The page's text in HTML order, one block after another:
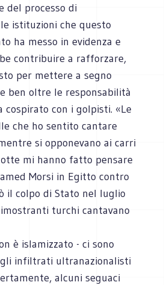
del processo di
istituzioni che questo
ha messo in evidenza e
contribuire a rafforzare,
per mettere a segno
ben oltre le responsabilità
cospirato con i golpisti. «Le
che ho sentito cantare
si opponevano ai carri
mi hanno fatto pensare
Morsi in Egitto contro
il colpo di Stato nel luglio
turchi cantavano
è islamizzato - ci sono
infiltrati ultranazionalisti
alcuni seguaci